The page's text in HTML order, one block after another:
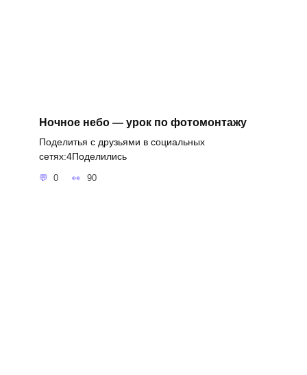
Ночное небо — урок по фотомонтажу
Поделитья с друзьями в социальных
сетях:4Поделились
0 90